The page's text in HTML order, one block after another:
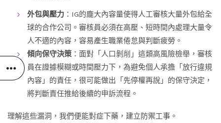
外包與壓力 ：IG的龐大內容量使得人工審核大量外包給全
球的合作公司。審核員必須在高壓、短時間內處理大量令
人不適的內容，容易產生職業倦怠與判斷疲勞。
傾向保守決策 ：面對「人口剝削」這類高風險檢舉，審核
員在證據模糊或時間壓力下，為避免個人承擔「放行違規
內容」的責任，很可能做出「先停權再說」的保守決定，
將判斷責任推給後續的申訴流程。
理解這些漏洞，我們便能對症下藥，建立防禦工事。